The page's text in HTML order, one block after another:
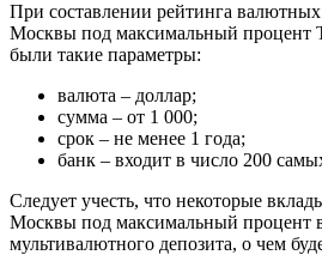
При составлении рейтинга
Москвы под максимальный процент
были такие параметры:
валюта – доллар;
сумма – от 1 000;
срок – не менее 1 года;
банк – входит в число 200
Следует учесть, что некоторые
Москвы под максимальный процент
мультивалютного депозита, о чем